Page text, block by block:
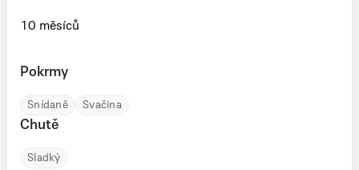
10 měsíců
Pokrmy
Snídaně Svačina
Chutě
Sladký